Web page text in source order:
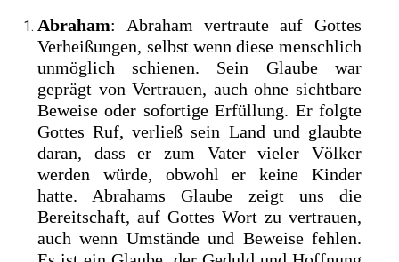
Abraham: Abraham vertraute auf Gottes
Verheißungen, selbst wenn diese menschlich
unmöglich schienen. Sein Glaube war
geprägt von Vertrauen, auch ohne sichtbare
Beweise oder sofortige Erfüllung. Er folgte
Gottes Ruf, verließ sein Land und glaubte
daran, dass er zum Vater vieler Völker
werden würde, obwohl er keine Kinder
hatte. Abrahams Glaube zeigt uns die
Bereitschaft, auf Gottes Wort zu vertrauen,
auch wenn Umstände und Beweise fehlen.